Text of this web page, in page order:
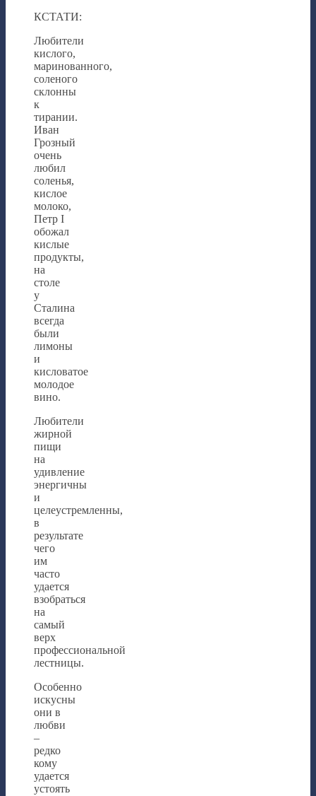
КСТАТИ:
Любители
кислого,
маринованного,
соленого
склонны
к
тирании.
Иван
Грозный
очень
любил
соленья,
кислое
молоко,
Петр I
обожал
кислые
продукты,
на
столе
у
Сталина
всегда
были
лимоны
и
кисловатое
молодое
вино.
Любители
жирной
пищи
на
удивление
энергичны
и
целеустремленны,
в
результате
чего
им
часто
удается
взобраться
на
самый
верх
профессиональной
лестницы.
Особенно
искусны
они в
любви
–
редко
кому
удается
устоять